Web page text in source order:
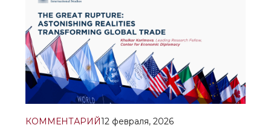
КОММЕНТАРИЙ12 февраля, 2026